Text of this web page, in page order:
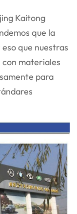
Kaitong
que la
que nuestras
materiales
para